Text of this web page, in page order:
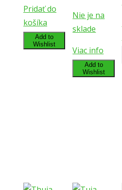
Pridať do
košíka
Add to
Wishlist
Nie je na
sklade
Viac info
Add to
Wishlist